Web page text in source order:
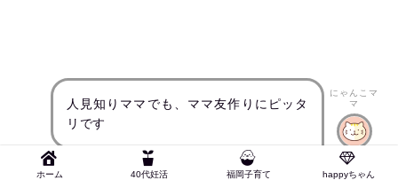
人見知りママでも、ママ友作りにピッタ
リです
にゃんこマ
マ
ホーム 40代妊活 福岡子育て happyちゃん